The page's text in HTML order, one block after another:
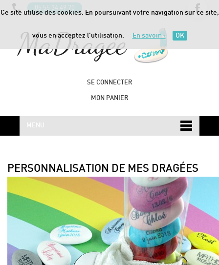
Ce site utilise des cookies. En poursuivant votre navigation sur ce site,
vous en acceptez l'utilisation. En savoir + OK
05 55 34 49 70
SE CONNECTER
MON PANIER
MENU
PERSONNALISATION DE MES DRAGÉES